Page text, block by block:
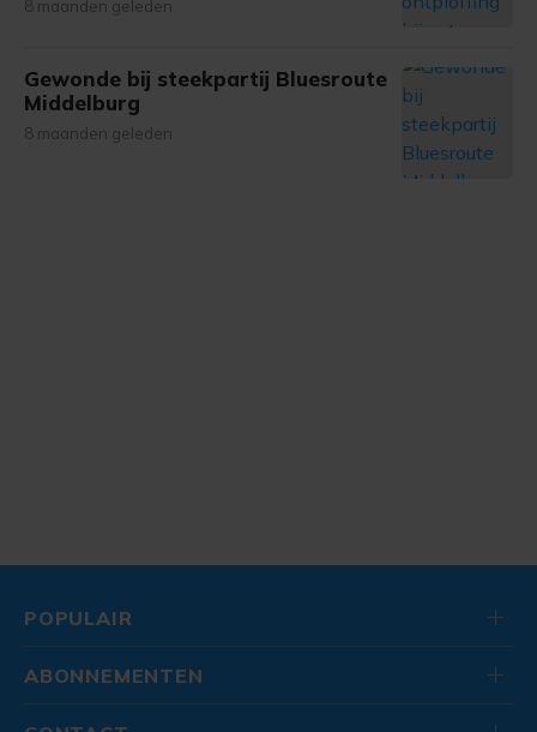
8 maanden geleden
Gewonde bij steekpartij Bluesroute
Middelburg
8 maanden geleden
POPULAIR
ABONNEMENTEN